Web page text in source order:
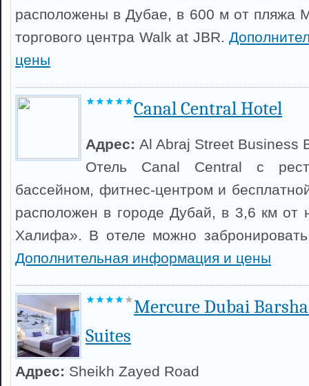
расположены в Дубае, в 600 м от пляжа
торгового центра Walk at JBR.
цены
Canal Central Hotel
Адрес: Al Abraj Street Business
Отель Canal Central с
бассейном, фитнес-центром и
расположен в городе Дубай, в 3,6 км от
Халифа». В отеле можно
Дополнительная информация и цены
Mercure Dubai
Suites
Адрес: Sheikh Zayed Road